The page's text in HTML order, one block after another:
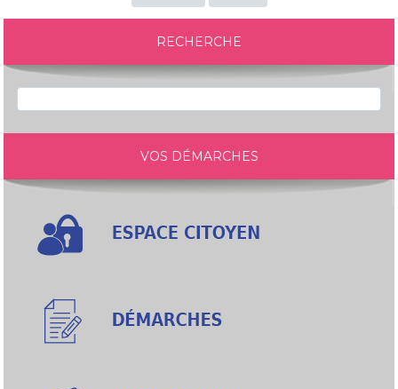
RECHERCHE
VOS DÉMARCHES